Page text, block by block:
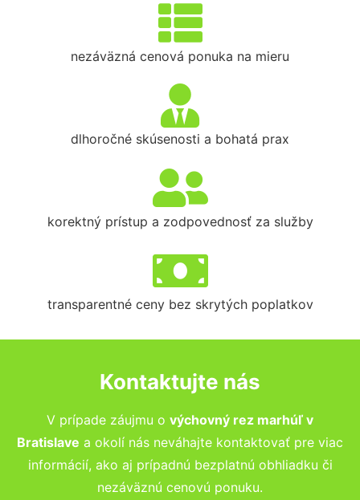
nezáväzná cenová ponuka na mieru
dlhoročné skúsenosti a bohatá prax
korektný prístup a zodpovednosť za služby
transparentné ceny bez skrytých poplatkov
Kontaktujte nás
V prípade záujmu o výchovný rez marhúľ v
Bratislave a okolí nás neváhajte kontaktovať pre viac
informácií, ako aj prípadnú bezplatnú obhliadku či
nezáväznú cenovú ponuku.